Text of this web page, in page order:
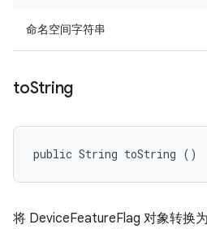
命名空间字符串
toString
public String toString ()
将 DeviceFeatureFlag 对象转换为